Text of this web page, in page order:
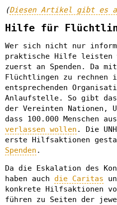
(Diesen Artikel gibt es
Hilfe für
Wer sich nicht nur
praktische Hilfe
zuerst an Spenden. Da
Flüchtlingen zu
entsprechenden
Anlaufstelle. So gibt
der Vereinten Nationen,
dass 100.000 Menschen
verlassen wollen . Die
erste Hilfsaktionen
Spenden .
Da die Eskalation des
haben auch die Caritas
konkrete Hilfsaktionen
führen zu Seiten der